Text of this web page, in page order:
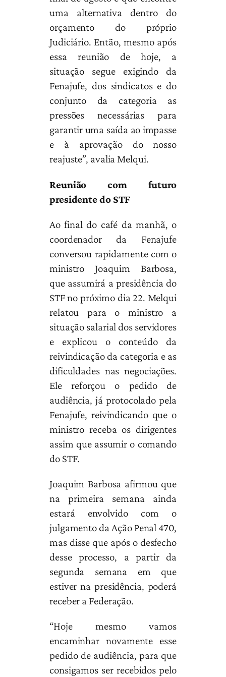
uma alternativa dentro do
orçamento do próprio
Judiciário. Então, mesmo após
essa reunião de hoje, a
situação segue exigindo da
Fenajufe, dos sindicatos e do
conjunto da categoria as
pressões necessárias para
garantir uma saída ao impasse
e à aprovação do nosso
reajuste”, avalia Melqui.
Reunião com futuro
presidente do STF
Ao final do café da manhã, o
coordenador da Fenajufe
conversou rapidamente com o
ministro Joaquim Barbosa,
que assumirá a presidência do
STF no próximo dia 22. Melqui
relatou para o ministro a
situação salarial dos servidores
e explicou o conteúdo da
reivindicação da categoria e as
dificuldades nas negociações.
Ele reforçou o pedido de
audiência, já protocolado pela
Fenajufe, reivindicando que o
ministro receba os dirigentes
assim que assumir o comando
do STF.
Joaquim Barbosa afirmou que
na primeira semana ainda
estará envolvido com o
julgamento da Ação Penal 470,
mas disse que após o desfecho
desse processo, a partir da
segunda semana em que
estiver na presidência, poderá
receber a Federação.
“Hoje mesmo vamos
encaminhar novamente esse
pedido de audiência, para que
consigamos ser recebidos pelo